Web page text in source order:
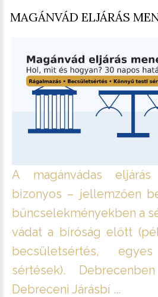
MAGÁNVÁD ELJÁRÁS
A magánvádas
bizonyos – jellemzően
bűncselekményekben a
vádat a bíróság előtt
becsületsértés,
sértések).
Debreceni Járásbí ...